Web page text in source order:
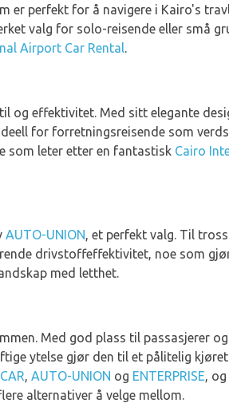
er perfekt for å navigere i Kairo's
valg for solo-reisende eller små
Airport Car Rental.
og effektivitet. Med sitt elegante
for forretningsreisende som
som leter etter en fantastisk Cairo
AUTO-UNION, et perfekt valg. Til
drivstoffeffektivitet, noe som
med letthet.
Med god plass til passasjerer
ytelse gjør den til et pålitelig
, AUTO-UNION og ENTERPRISE,
alternativer å velge mellom.